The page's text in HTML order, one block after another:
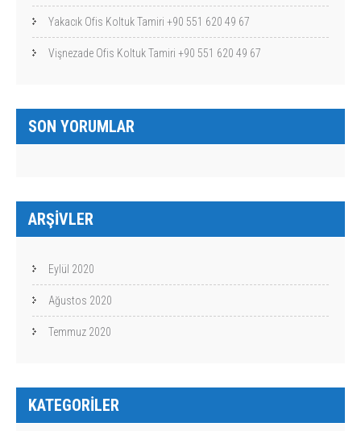
Yakacık Ofis Koltuk Tamiri +90 551 620 49 67
Vişnezade Ofis Koltuk Tamiri +90 551 620 49 67
SON YORUMLAR
ARŞIVLER
Eylül 2020
Ağustos 2020
Temmuz 2020
KATEGORILER